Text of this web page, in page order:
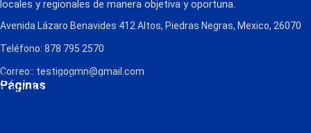
locales y regionales de manera objetiva y oportuna.
Avenida Lázaro Benavides 412 Altos, Piedras Negras, Mexico, 26070
Teléfono: 878 795 2570
Correo:: testigogmn@gmail.com
Páginas
¡Descarga nuestra App!
FM Globo